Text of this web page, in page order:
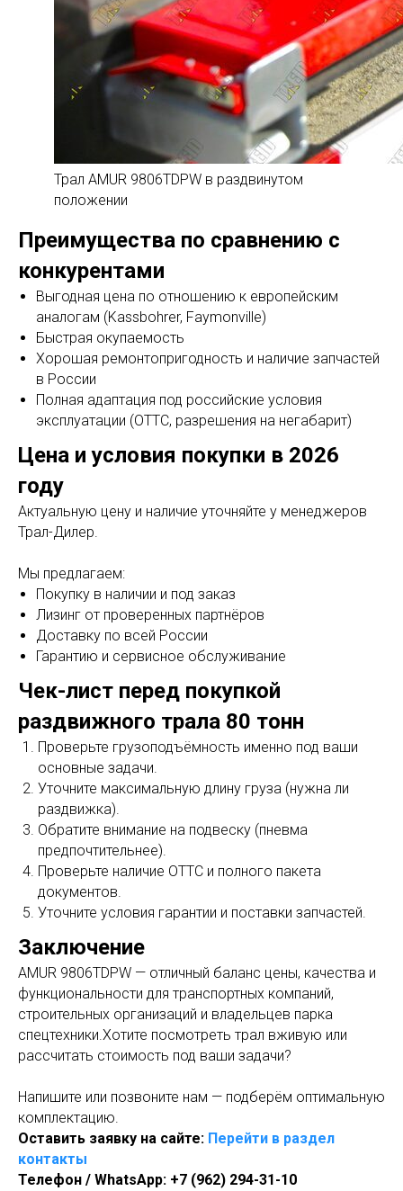
Трал AMUR 9806TDPW в раздвинутом
положении
Преимущества по сравнению с
конкурентами
Выгодная цена по отношению к европейским
аналогам (Kassbohrer, Faymonville)
Быстрая окупаемость
Хорошая ремонтопригодность и наличие запчастей
в России
Полная адаптация под российские условия
эксплуатации (ОТТС, разрешения на негабарит)
Цена и условия покупки в 2026
году
Актуальную цену и наличие уточняйте у менеджеров
Трал-Дилер.
Мы предлагаем:
Покупку в наличии и под заказ
Лизинг от проверенных партнёров
Доставку по всей России
Гарантию и сервисное обслуживание
Чек-лист перед покупкой
раздвижного трала 80 тонн
Проверьте грузоподъёмность именно под ваши
основные задачи.
Уточните максимальную длину груза (нужна ли
раздвижка).
Обратите внимание на подвеску (пневма
предпочтительнее).
Проверьте наличие ОТТС и полного пакета
документов.
Уточните условия гарантии и поставки запчастей.
Заключение
AMUR 9806TDPW — отличный баланс цены, качества и
функциональности для транспортных компаний,
строительных организаций и владельцев парка
спецтехники.Хотите посмотреть трал вживую или
рассчитать стоимость под ваши задачи?
Напишите или позвоните нам — подберём оптимальную
комплектацию.
Оставить заявку на сайте: Перейти в раздел
контакты
Телефон / WhatsApp: +7 (962) 294-31-10